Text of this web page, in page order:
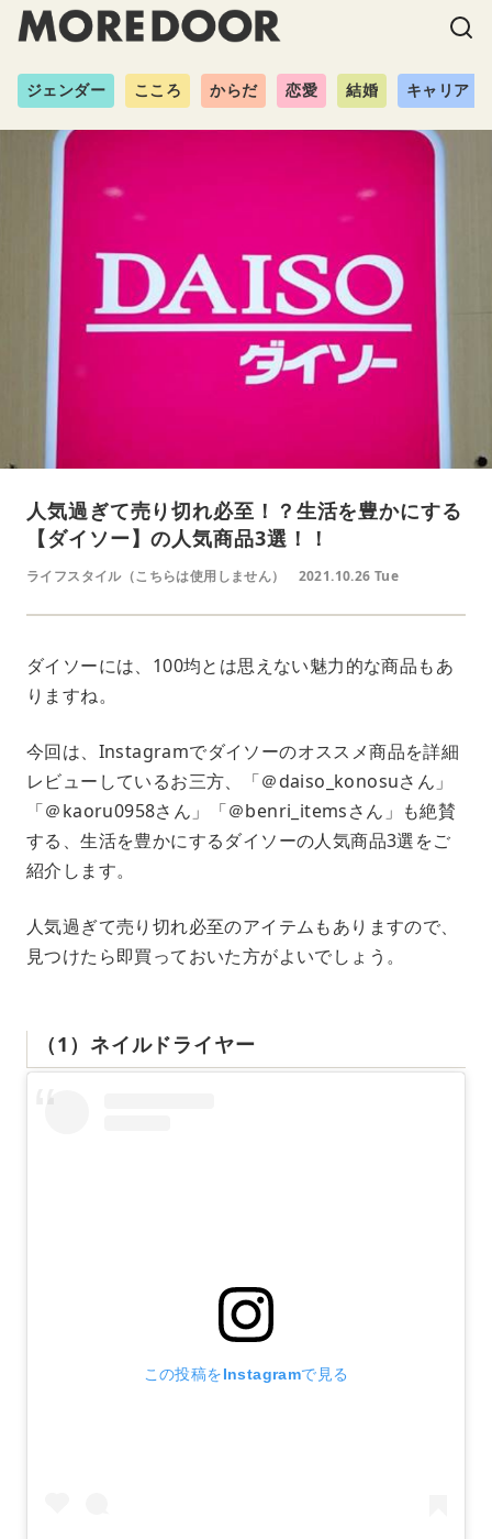
ジェンダー こころ からだ 恋愛 結婚 キャリア
人気過ぎて売り切れ必至！？生活を豊かにする
【ダイソー】の人気商品3選！！
ライフスタイル（こちらは使用しません） 2021.10.26 Tue
ダイソーには、100均とは思えない魅力的な商品もあ
りますね。
今回は、Instagramでダイソーのオススメ商品を詳細
レビューしているお三方、「＠daiso_konosuさん」
「＠kaoru0958さん」「＠benri_itemsさん」も絶賛
する、生活を豊かにするダイソーの人気商品3選をご
紹介します。
人気過ぎて売り切れ必至のアイテムもありますので、
見つけたら即買っておいた方がよいでしょう。
（1）ネイルドライヤー
この投稿をInstagramで見る